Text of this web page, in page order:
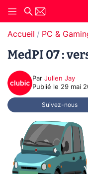
Accueil PC &
MedPI 07 :
Par Julien Jay
Publié le 29 mai
Suivez-nous